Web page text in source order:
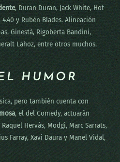
, Duran Duran, Jack White, Hot
y Rubén Blades. Alineación
Ginestà, Rigoberta Bandini,
Lahoz, entre otros muchos.
HUMOR
pero también cuenta con
, el del Comedy, actuarán
Hervás, Modgi, Marc Sarrats,
Farray, Xavi Daura y Manel Vidal,